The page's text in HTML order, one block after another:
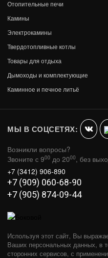
СКАЗКА
83 690
Отопительные печи
Камины
Электрокамины
Твердотопливные котлы
Товары для отдыха
Дымоходы и комплектующие
Каминное и печное литьё
МЫ В СОЦСЕТЯХ:
Возникли вопросы?
Звоните с 900 до 2000, без
+7 (3412) 906-890
+7 (909) 060-68-90
+7 (905) 874-09-44
Используя этот сайт, Вы
Ваших персональных данных, в
сторонних сервисов, с